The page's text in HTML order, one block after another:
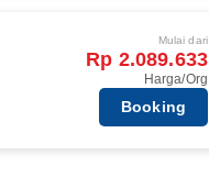
Mulai dari
Rp 2.089.633
Harga/Org
Booking